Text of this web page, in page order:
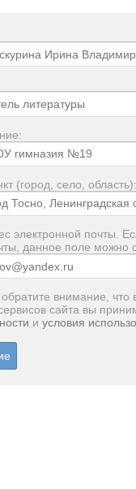
(город, село, область):
электронной почты.
данное поле можно
внимание, что
сайта вы
и условия